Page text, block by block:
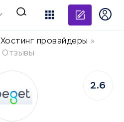
Хостинг провайдеры »
Отзывы
2.6